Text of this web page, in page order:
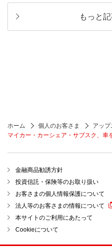
もっと
ホーム 個人のお客さま アップ
マイカー・カーシェア・サブスク、車
金融商品勧誘方針
投資信託・保険等のお取り扱い
お客さまの個人情報保護について
法人等のお客さまの情報について
本サイトのご利用にあたって
Cookieについて